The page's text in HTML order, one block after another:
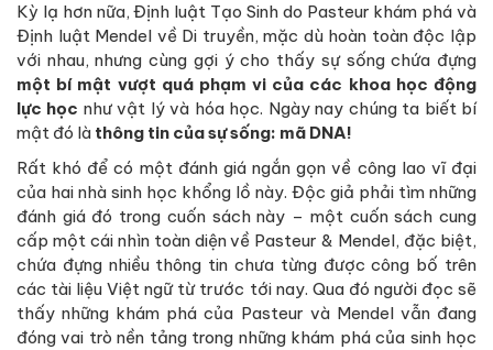
Kỳ lạ hơn nữa, Định luật Tạo Sinh do Pasteur khám phá và
Định luật Mendel về Di truyền, mặc dù hoàn toàn độc lập
với nhau, nhưng cùng gợi ý cho thấy sự sống chứa đựng
một bí mật vượt quá phạm vi của các khoa học động
lực học như vật lý và hóa học. Ngày nay chúng ta biết bí
mật đó là thông tin của sự sống: mã DNA!
Rất khó để có một đánh giá ngắn gọn về công lao vĩ đại
của hai nhà sinh học khổng lồ này. Độc giả phải tìm những
đánh giá đó trong cuốn sách này – một cuốn sách cung
cấp một cái nhìn toàn diện về Pasteur & Mendel, đặc biệt,
chứa đựng nhiều thông tin chưa từng được công bố trên
các tài liệu Việt ngữ từ trước tới nay. Qua đó người đọc sẽ
thấy những khám phá của Pasteur và Mendel vẫn đang
đóng vai trò nền tảng trong những khám phá của sinh học